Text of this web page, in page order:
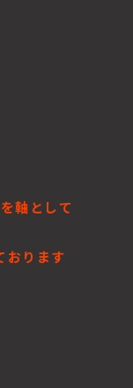
軸として
おります